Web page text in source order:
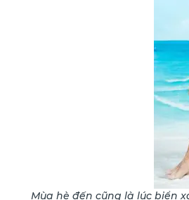
Mùa hè đến cũng là lúc biển